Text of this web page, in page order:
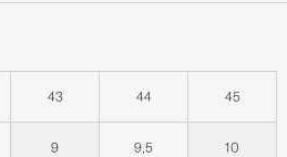
43 44 45
9 9,5 10